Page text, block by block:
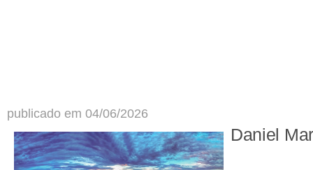
publicado em 04/06/2026
Daniel